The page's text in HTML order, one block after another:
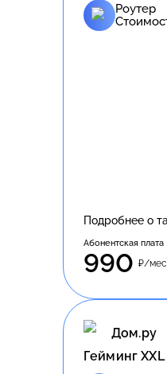
Роутер
Подробнее о
Абонентская плата
990 ₽/мес
Дом.ру
Гейминг XXL